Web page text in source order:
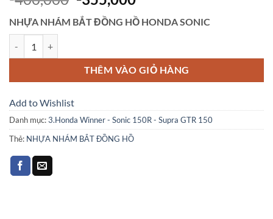
gốc
là:
hiện
tại
₫355,000.
NHỰA NHÁM BẮT ĐỒNG HỒ HONDA SONIC
THÊM VÀO GIỎ HÀNG
Add to Wishlist
Danh mục:3.Honda Winner - Sonic 150R - Supra GTR 150
Thẻ: NHỰA NHÁM BẮT ĐỒNG HỒ